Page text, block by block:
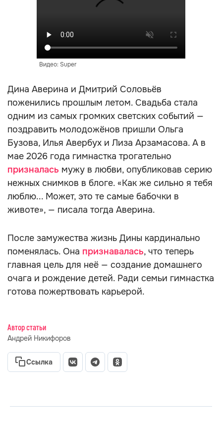
Видео: Super
Дина Аверина и Дмитрий Соловьёв
поженились прошлым летом. Свадьба стала
одним из самых громких светских событий —
поздравить молодожёнов пришли Ольга
Бузова, Илья Авербух и Лиза Арзамасова. А в
мае 2026 года гимнастка трогательно
призналась мужу в любви, опубликовав серию
нежных снимков в блоге. «Как же сильно я тебя
люблю... Может, это те самые бабочки в
животе», — писала тогда Аверина.
После замужества жизнь Дины кардинально
поменялась. Она признавалась, что теперь
главная цель для неё — создание домашнего
очага и рождение детей. Ради семьи гимнастка
готова пожертвовать карьерой.
Автор статьи
Андрей Никифоров
Ссылка